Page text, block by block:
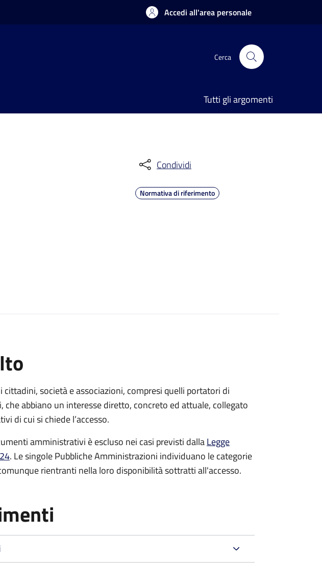
Accedi all'area personale
Cerca
Tutti gli argomenti
Condividi
Normativa di riferimento
società e associazioni, compresi quelli portatori di
che abbiano un interesse diretto, concreto ed attuale, collegato
di cui si chiede l’accesso.
amministrativi è escluso nei casi previsti dallaLegge
. Le singole Pubbliche Amministrazioni individuano le categorie
rientranti nella loro disponibilità sottratti all'accesso.